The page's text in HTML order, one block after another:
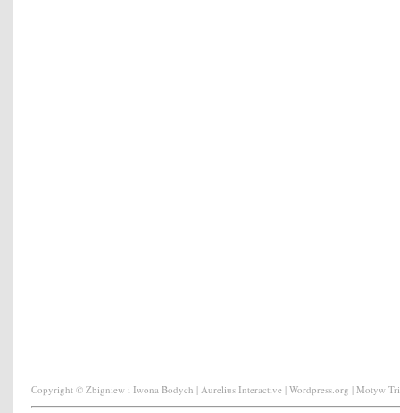
Copyright © Zbigniew i Iwona Bodych | Aurelius Interactive | Wordpress.org | Motyw